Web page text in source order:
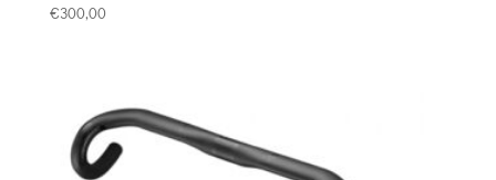
€300,00